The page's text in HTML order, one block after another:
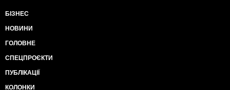
БІЗНЕС
НОВИНИ
ГОЛОВНЕ
СПЕЦПРОЄКТИ
ПУБЛІКАЦІЇ
КОЛОНКИ